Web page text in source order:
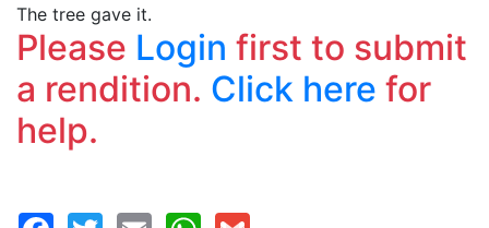
The tree gave it.
Please Login first to submit
a rendition. Click here for
help.